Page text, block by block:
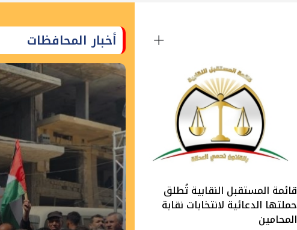
قائمة المستقبل النقابية تُطلق
حملتها الدعائية لانتخابات نقابة
المحامين
أخبار المحافظات